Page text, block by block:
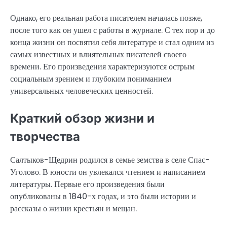
Однако, его реальная работа писателем началась позже,
после того как он ушел с работы в журнале. С тех пор и до
конца жизни он посвятил себя литературе и стал одним из
самых известных и влиятельных писателей своего
времени. Его произведения характеризуются острым
социальным зрением и глубоким пониманием
универсальных человеческих ценностей.
Краткий обзор жизни и
творчества
Салтыков-Щедрин родился в семье земства в селе Спас-
Уголово. В юности он увлекался чтением и написанием
литературы. Первые его произведения были
опубликованы в 1840-х годах, и это были истории и
рассказы о жизни крестьян и мещан.